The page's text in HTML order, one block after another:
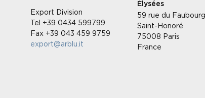
Export Division
Tel +39 0434 599799
Fax +39 043 459 9759
export@arblu.it
Élysées
59 rue du Faubourg
Saint-Honoré
75008 Paris
France